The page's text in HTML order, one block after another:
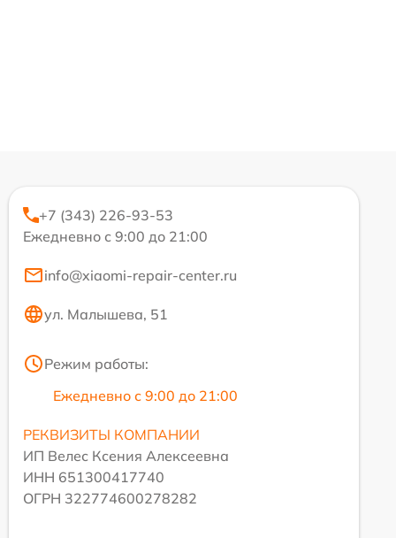
+7 (343) 226-93-53
Ежедневно с 9:00 до 21:00
info@xiaomi-repair-center.ru
ул. Малышева, 51
Режим работы:
Ежедневно с 9:00 до 21:00
РЕКВИЗИТЫ КОМПАНИИ
ИП Велес Ксения Алексеевна
ИНН 651300417740
ОГРН 322774600278282